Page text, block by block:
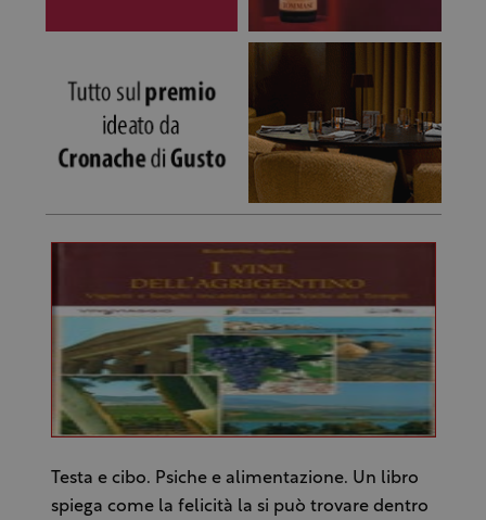
Testa e cibo. Psiche e alimentazione. Un libro
spiega come la felicità la si può trovare dentro